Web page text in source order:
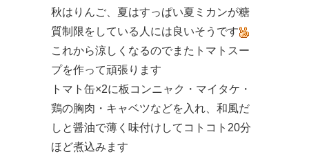
秋はりんご、夏はすっぱい夏ミカンが糖
質制限をしている人には良いそうです
これから涼しくなるのでまたトマトスー
プを作って頑張ります
トマト缶×2に板コンニャク・マイタケ・
鶏の胸肉・キャベツなどを入れ、和風だ
しと醤油で薄く味付けしてコトコト20分
ほど煮込みます